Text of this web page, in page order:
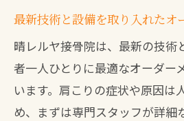
最新技術と設備を取り入れたオ
晴レルヤ接骨院は、最新の技術
者一人ひとりに最適なオーダー
います。肩こりの症状や原因は
め、まずは専門スタッフが詳細